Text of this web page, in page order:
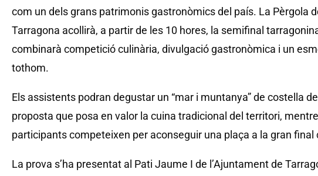
com un dels grans patrimonis gastronòmics del país. La Pèrgola
Tarragona acollirà, a partir de les 10 hores, la semifinal
combinarà competició culinària, divulgació gastronòmica i un
tothom.
Els assistents podran degustar un “mar i muntanya” de costella
proposta que posa en valor la cuina tradicional del territori,
participants competeixen per aconseguir una plaça a la gran final
La prova s’ha presentat al Pati Jaume I de l’Ajuntament de